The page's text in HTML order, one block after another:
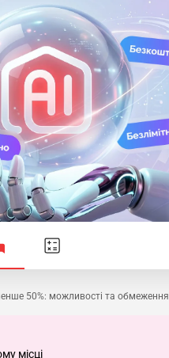
50%: можливості та обмеження
місці